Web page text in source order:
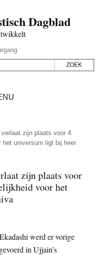
Dagblad
verlaat zijn plaats voor 4
het universum ligt bij heer
zijn plaats voor
voor het
werd er vorige
in Ujjain’s